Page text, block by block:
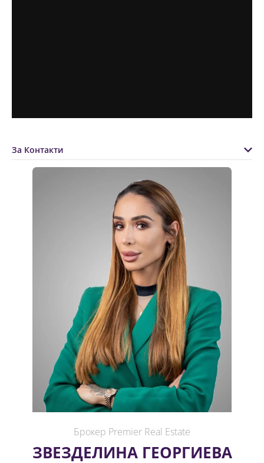
За Контакти
Брокер Premier Real Estate
ЗВЕЗДЕЛИНА ГЕОРГИЕВА